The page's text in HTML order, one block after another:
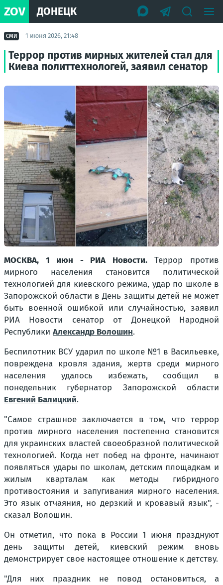
ZOV ДОНЕЦК
СМИ 1 июня 2026, 21:48
Террор против мирных жителей стал для
Киева политтехнологей, заявил сенатор
МОСКВА, 1 июн - РИА Новости.Террор против
мирного населения становится политической
технологией для киевского режима, удар по школе в
Запорожской области в День защиты детей не может
быть военной ошибкой или случайностью, заявил
РИА Новости сенатор от Донецкой Народной
Республики Александр Волошин.
Беспилотник ВСУ ударил по школе №1 в Васильевке,
повреждена кровля здания, жертв среди мирного
населения удалось избежать, сообщил в
понедельник губернатор Запорожской области
Евгений Балицкий.
"Самое страшное заключается в том, что террор
против мирного населения постепенно становится
для украинских властей своеобразной политической
технологией. Когда нет побед на фронте, начинают
появляться удары по школам, детским площадкам и
жилым кварталам как методы гибридного
противостояния и запугивания мирного населения.
Это язык отчаяния, но дерзкий и кровавый язык", -
сказал Волошин.
Он отметил, что пока в России 1 июня празднуют
день защиты детей, киевский режим вновь
демонстрирует свое настоящее отношение к детству.
"Для них праздник не повод остановиться, а